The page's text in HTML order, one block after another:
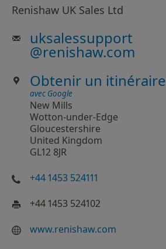
Renishaw UK Sales Ltd
uksalessupport
@renishaw.com
Obtenir un itinéraire
avec Google
New Mills
Wotton-under-Edge
Gloucestershire
United Kingdom
GL12 8JR
+44 1453 524111
+44 1453 524102
www.renishaw.com